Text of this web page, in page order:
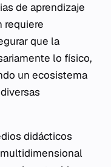
de aprendizaje
requiere
que la
lo físico,
un ecosistema
didácticos